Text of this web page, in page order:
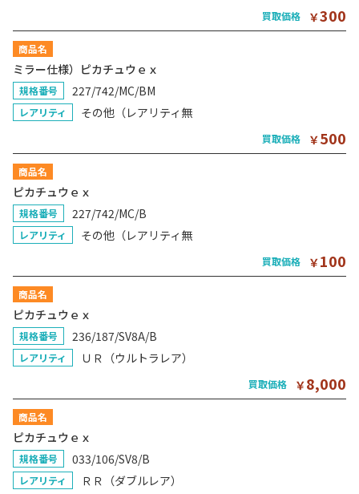
買取価格 ￥300
商品名
ミラー仕様）ピカチュウｅｘ
規格番号 227/742/MC/BM
レアリティ その他（レアリティ無
買取価格 ￥500
商品名
ピカチュウｅｘ
規格番号 227/742/MC/B
レアリティ その他（レアリティ無
買取価格 ￥100
商品名
ピカチュウｅｘ
規格番号 236/187/SV8A/B
レアリティ ＵＲ（ウルトラレア）
買取価格 ￥8,000
商品名
ピカチュウｅｘ
規格番号 033/106/SV8/B
レアリティ ＲＲ（ダブルレア）